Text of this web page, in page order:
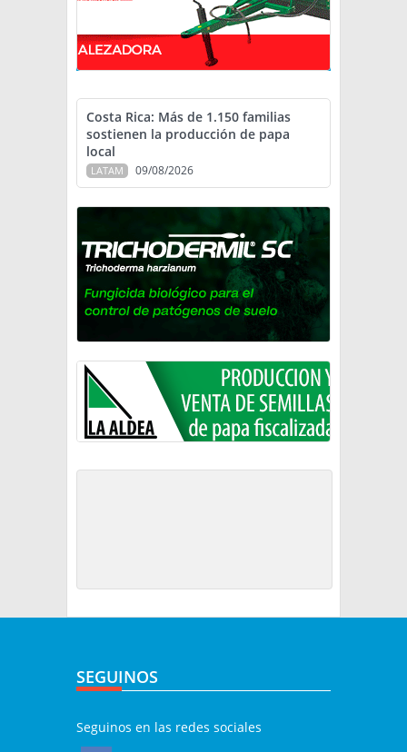
Costa Rica: Más de 1.150 familias
sostienen la producción de papa
local
LATAM 09/08/2026
SEGUINOS
Seguinos en las redes sociales